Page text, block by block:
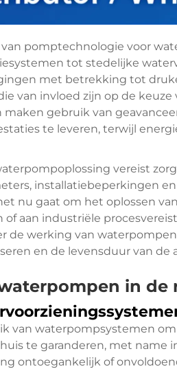
pomptechnologie voor
tot stedelijke
met betrekking tot
van invloed zijn op de keuze
gebruik van
te leveren, terwijl
vereist
installatiebeperkingen
nu gaat om het oplossen
aan industriële
de werking van
en de levensduur van de
in de
van waterpompsystemen
te garanderen, met name
ontoegankelijk of